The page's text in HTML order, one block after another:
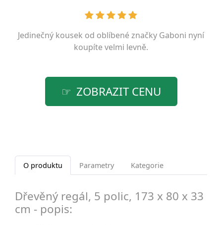
Jedinečný kousek od oblíbené značky Gaboni nyní
koupíte velmi levně.
ZOBRAZIT CENU
O produktu Parametry Kategorie
Dřevěný regál, 5 polic, 173 x 80 x 33
cm - popis: